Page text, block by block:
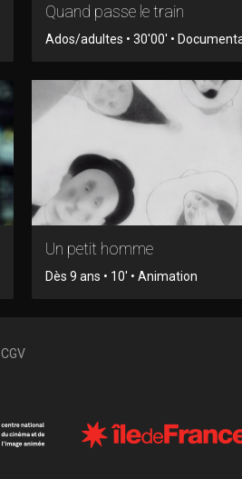
Quand passe le train
Ados/adultes • 30'00' •
Un petit homme
Dès 9 ans • 10' • Animation
CGV